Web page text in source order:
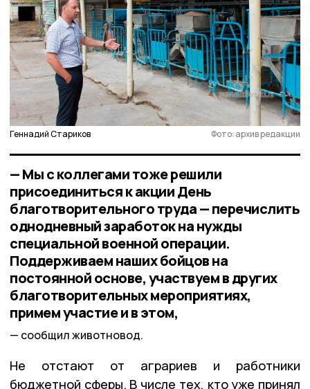
Геннадий Стариков Фото: архив редакции
— Мы с коллегами тоже решили
присоединиться к акции День
благотворительного труда — перечислить
однодневный заработок на нужды
специальной военной операции.
Поддерживаем наших бойцов на
постоянной основе, участвуем в других
благотворительных мероприятиях,
примем участие и в этом,
сообщил животновод.
Не отстают от аграриев и работники
бюджетной сферы. В числе тех, кто уже принял